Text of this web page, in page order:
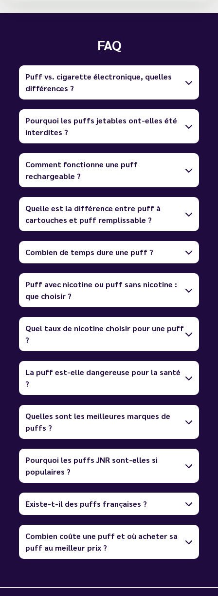
FAQ
Puff vs. cigarette électronique, quelles
différences ?
Pourquoi les puffs jetables ont-elles été
interdites ?
Comment fonctionne une puff
rechargeable ?
Quelle est la différence entre puff à
cartouches et puff remplissable ?
Combien de temps dure une puff ?
Puff avec nicotine ou puff sans nicotine :
que choisir ?
Quel taux de nicotine choisir pour une puff
?
La puff est-elle dangereuse pour la santé
?
Quelles sont les meilleures marques de
puffs ?
Pourquoi les puffs JNR sont-elles si
populaires ?
Existe-t-il des puffs françaises ?
Combien coûte une puff et où acheter sa
puff au meilleur prix ?